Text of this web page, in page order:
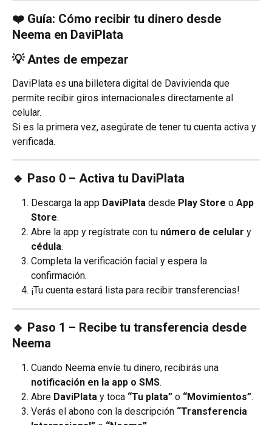
❤️ Guía: Cómo recibir tu dinero desde
Neema en DaviPlata
💡 Antes de empezar
DaviPlata es una billetera digital de Davivienda que
permite recibir giros internacionales directamente al
celular.
Si es la primera vez, asegúrate de tener tu cuenta activa y
verificada.
🔹 Paso 0 – Activa tu DaviPlata
Descarga la app DaviPlata desde Play Store o App
Store.
Abre la app y regístrate con tu número de celular y
cédula.
Completa la verificación facial y espera la
confirmación.
¡Tu cuenta estará lista para recibir transferencias!
🔹 Paso 1 – Recibe tu transferencia desde
Neema
Cuando Neema envíe tu dinero, recibirás una
notificación en la app o SMS.
Abre DaviPlata y toca “Tu plata” o “Movimientos”.
Verás el abono con la descripción “Transferencia